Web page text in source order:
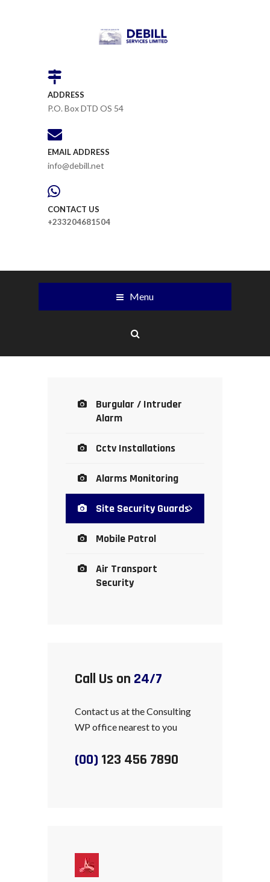
ADDRESS
P.O. Box DTD OS 54
EMAIL ADDRESS
info@debill.net
CONTACT US
+233204681504
Menu
Burgular / Intruder
Alarm
Cctv Installations
Alarms Monitoring
Site Security Guards
Mobile Patrol
Air Transport
Security
Call Us on 24/7
Contact us at the Consulting
WP office nearest to you
(00) 123 456 7890